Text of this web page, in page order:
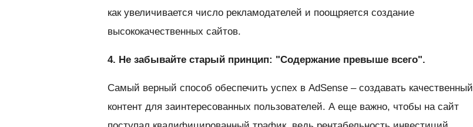
как увеличивается число рекламодателей и поощряется создание
высококачественных сайтов.
4. Не забывайте старый принцип: "Содержание превыше всего".
Самый верный способ обеспечить успех в AdSense – создавать качественный
контент для заинтересованных пользователей. А еще важно, чтобы на сайт